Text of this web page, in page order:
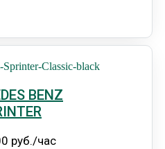
BENZ
руб./час